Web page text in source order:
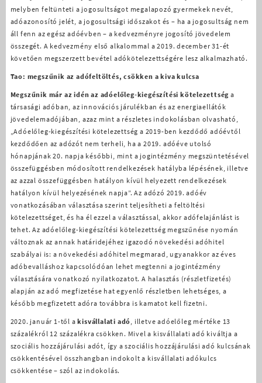
melyben feltünteti a jogosultságot megalapozó gyermekek nevét,
adóazonosító jelét, a jogosultsági időszakot és – ha a jogosultság nem
áll fenn az egész adóévben – a kedvezményre jogosító jövedelem
összegét. A kedvezmény első alkalommal a 2019. december 31-ét
követően megszerzett bevétel adókötelezettségére lesz alkalmazható.
Tao: megszűnik az adófeltöltés, csökken a kiva kulcsa
Megszűnik már az idén az adóelőleg-kiegészítési kötelezettség a
társasági adóban, az innovációs járulékban és az energiaellátók
jövedelemadójában, azaz mint a részletes indokolásban olvasható,
„Adóelőleg-kiegészítési kötelezettség a 2019-ben kezdődő adóévtől
kezdődően az adózót nem terheli, ha a 2019. adóéve utolsó
hónapjának 20. napja későbbi, mint a jogintézmény megszüntetésével
összefüggésben módosított rendelkezések hatályba lépésének, illetve
az azzal összefüggésben hatályon kívül helyezett rendelkezések
hatályon kívül helyezésének napja”. Az adózó 2019. adóév
vonatkozásában választása szerint teljesítheti a feltöltési
kötelezettséget, és ha él ezzel a választással, akkor adófelajánlást is
tehet. Az adóelőleg-kiegészítési kötelezettség megszűnése nyomán
változnak az annak határidejéhez igazodó növekedési adóhitel
szabályai is: a növekedési adóhitel megmarad, ugyanakkor az éves
adóbevalláshoz kapcsolódóan lehet megtenni a jogintézmény
választására vonatkozó nyilatkozatot. A halasztás (részletfizetés)
alapján az adó megfizetése hat egyenlő részletben lehetséges, a
később megfizetett adóra továbbra is kamatot kell fizetni.
2020. január 1-től akisvállalati adó , illetve adóelőleg mértéke 13
százalékról 12 százalékra csökken. Mivel a kisvállalati adó kiváltja a
szociális hozzájárulási adót, így a szociális hozzájárulási adó kulcsának
csökkentésével összhangban indokolt a kisvállalati adókulcs
csökkentése – szól az indokolás.